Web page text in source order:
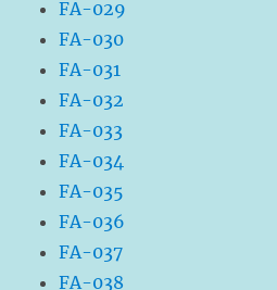
FA-029
FA-030
FA-031
FA-032
FA-033
FA-034
FA-035
FA-036
FA-037
FA-038